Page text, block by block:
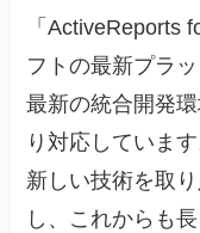
「ActiveReports
フトの最新プラ
最新の統合開発
り対応していま
新しい技術を取
し、これからも